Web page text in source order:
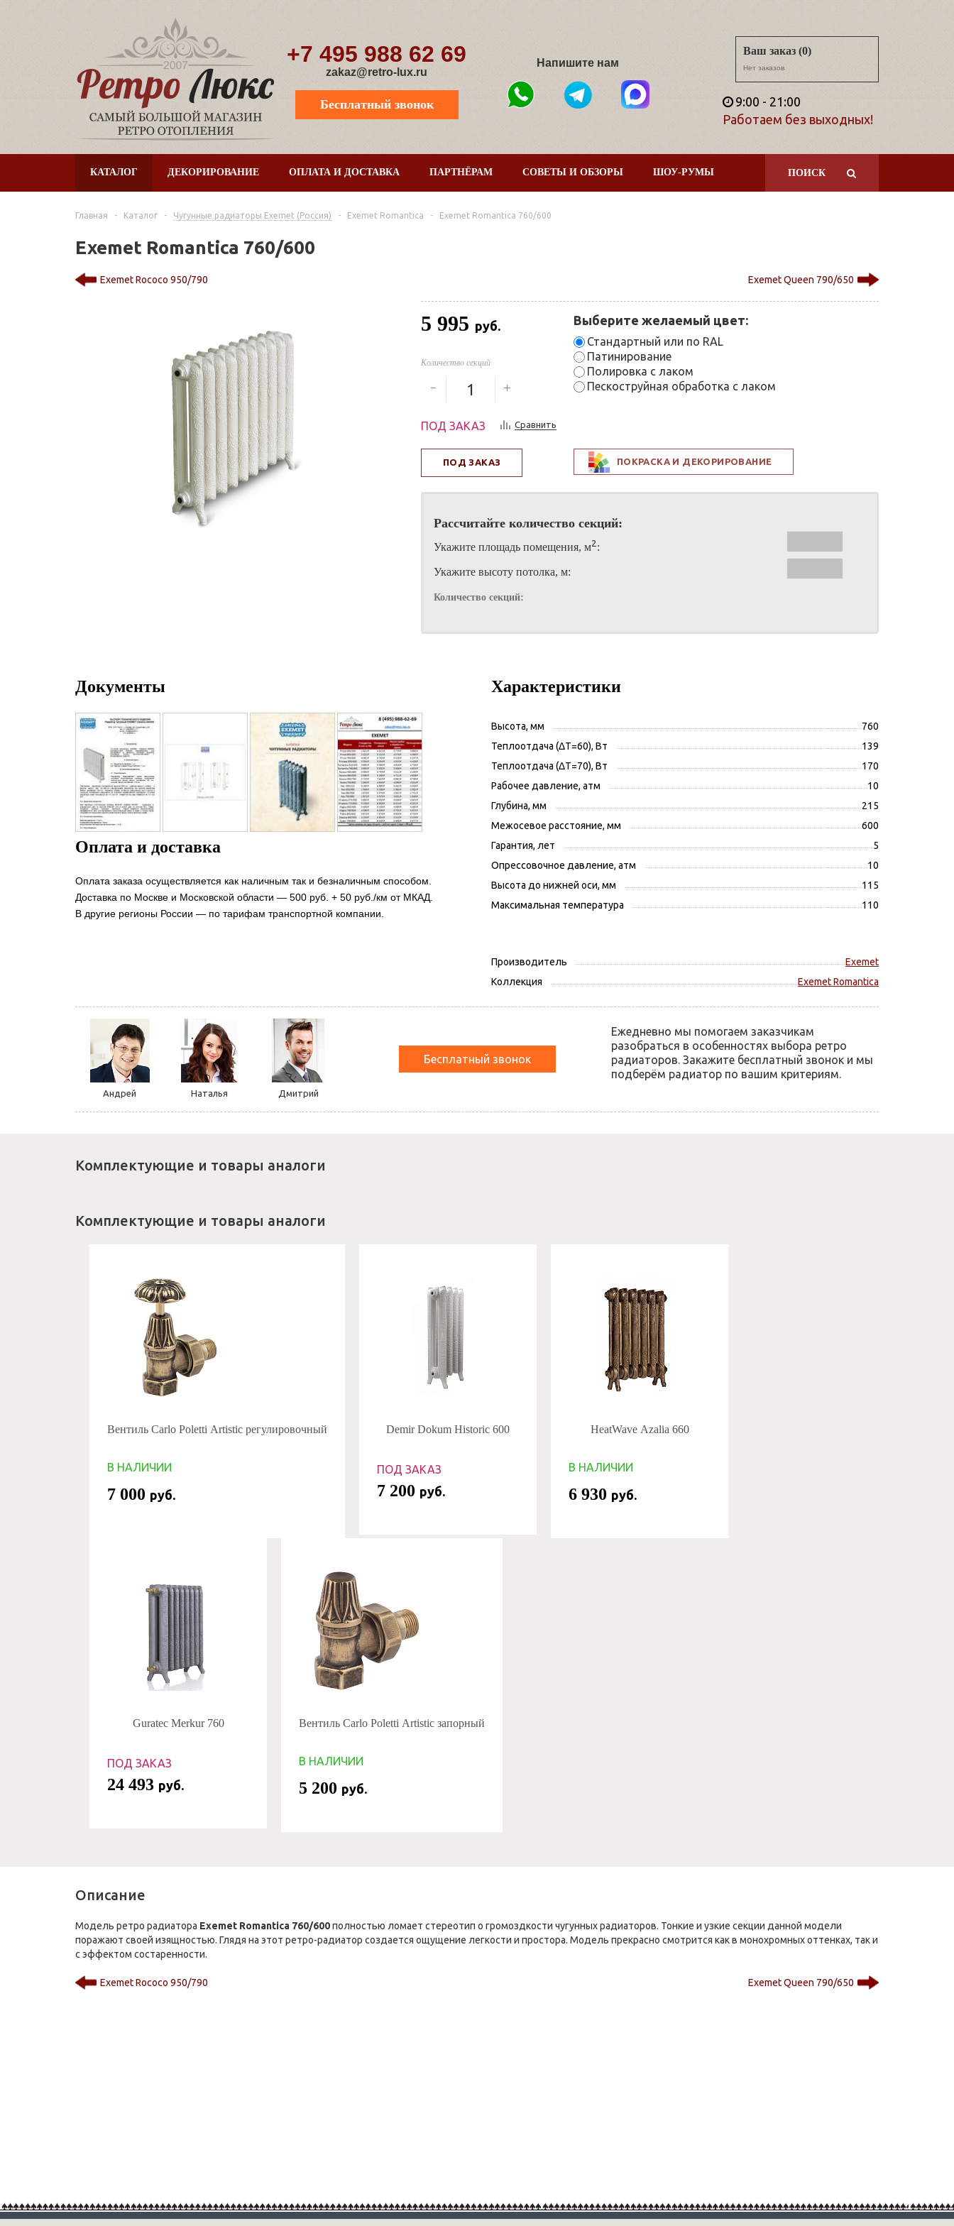
+7 495 988 62 69
zakaz@retro-lux.ru
Бесплатный звонок
Напишите нам
Ваш заказ (0)
Нет заказов
9:00 - 21:00
Работаем без выходных!
ПОИСК
КАТАЛОГ ДЕКОРИРОВАНИЕ ОПЛАТА И ДОСТАВКА ПАРТНЁРАМ СОВЕТЫ И ОБЗОРЫ ШОУ-РУМЫ
Главная - Каталог - Чугунные радиаторы Exemet (Россия) - Exemet Romantica - Exemet Romantica 760/600
Exemet Romantica 760/600
Exemet Rococo 950/790 Exemet Queen 790/650
5 995 руб.
Количество секций
ПОД ЗАКАЗ Сравнить
Выберите желаемый цвет:
Стандартный или по RAL
Патинирование
Полировка с лаком
Пескоструйная обработка с лаком
ПОД ЗАКАЗ ПОКРАСКА И ДЕКОРИРОВАНИЕ
Рассчитайте количество секций:
Укажите площадь помещения, м2:
Укажите высоту потолка, м:
Количество секций:
Документы
Оплата и доставка
Оплата заказа осуществляется как наличным так и безналичным способом.
Доставка по Москве и Московской области — 500 руб. + 50 руб./км от МКАД.
В другие регионы России — по тарифам транспортной компании.
Характеристики
Высота, мм
760
Теплоотдача (ΔT=60), Вт
139
Теплоотдача (ΔT=70), Вт
170
Рабочее давление, атм
10
Глубина, мм
215
Межосевое расстояние, мм
600
Гарантия, лет
5
Опрессовочное давление, атм
10
Высота до нижней оси, мм
115
Максимальная температура
110
Производитель
Exemet
Коллекция
Exemet Romantica
Андрей Наталья Дмитрий
Бесплатный звонок
Ежедневно мы помогаем заказчикам
разобраться в особенностях выбора ретро
радиаторов. Закажите бесплатный звонок и мы
подберём радиатор по вашим критериям.
Комплектующие и товары аналоги
Комплектующие и товары аналоги
Вентиль Carlo Poletti Artistic регулировочный
В НАЛИЧИИ
7 000 руб.
Demir Dokum Historic 600
ПОД ЗАКАЗ
7 200 руб.
HeatWave Azalia 660
В НАЛИЧИИ
6 930 руб.
Guratec Merkur 760
ПОД ЗАКАЗ
24 493 руб.
Вентиль Carlo Poletti Artistic запорный
В НАЛИЧИИ
5 200 руб.
Описание
Модель ретро радиатора Exemet Romantica 760/600полностью ломает стереотип о громоздкости чугунных радиаторов. Тонкие и узкие секции данной модели
поражают своей изящностью. Глядя на этот ретро-радиатор создается ощущение легкости и простора. Модель прекрасно смотрится как в монохромных оттенках, так и
с эффектом состаренности.
Exemet Rococo 950/790 Exemet Queen 790/650